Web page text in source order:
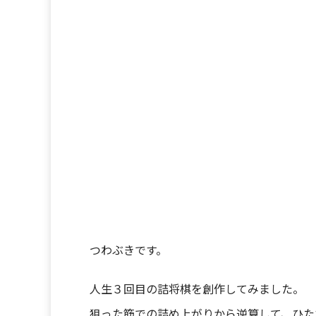
つわぶきです。
人生３回目の詰将棋を創作してみました。